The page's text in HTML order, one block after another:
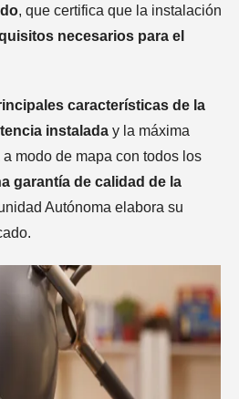
, que certifica que la instalación
necesarios para el
características de la
instaladay la máxima
a modo de mapa con todos los
garantía de calidad de la
Autónoma elabora su